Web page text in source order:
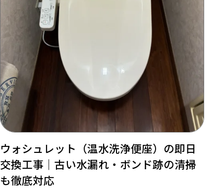
ウォシュレット（温水洗浄便座）の即日
交換工事｜古い水漏れ・ボンド跡の清掃
も徹底対応